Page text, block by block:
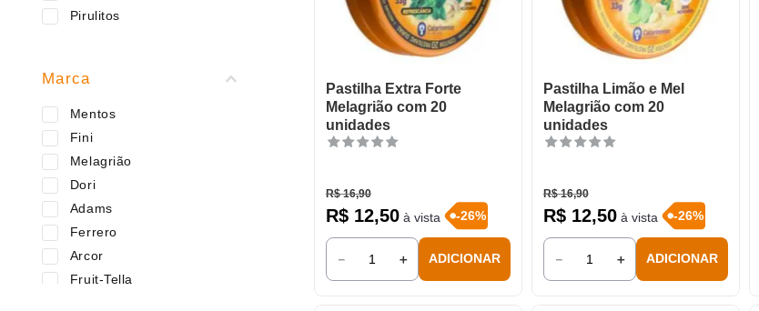
Pirulitos
Marca
Mentos
Fini
Melagrião
Dori
Adams
Ferrero
Arcor
Fruit-Tella
Pastilha Extra Forte
Melagrião com 20
unidades
R$ 16,90
R$ 12,50à vista -26%
＋
－ ADICIONAR
Pastilha Limão e Mel
Melagrião com 20
unidades
R$ 16,90
R$ 12,50à vista -26%
＋
－ ADICIONAR